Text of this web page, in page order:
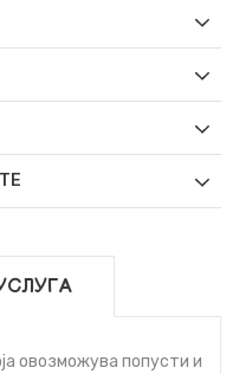
овозможува попусти и